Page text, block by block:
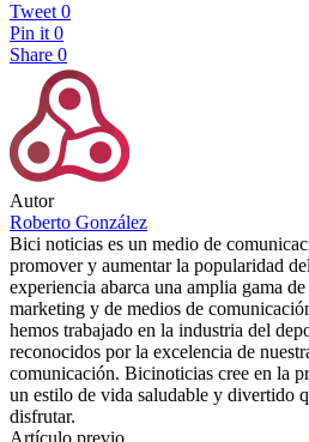
Tweet 0
Pin it 0
Share 0
Autor
Roberto González
Bici noticias es un medio de
promover y aumentar la popularidad
experiencia abarca una amplia gama
marketing y de medios de
hemos trabajado en la industria del
reconocidos por la excelencia de
comunicación. Bicinoticias cree en la
un estilo de vida saludable y divertido
disfrutar.
Artículo previo